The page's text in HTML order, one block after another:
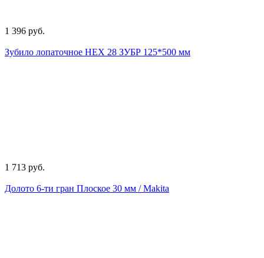
1 396 руб.
Зубило лопаточное НЕХ 28 ЗУБР 125*500 мм
1 713 руб.
Долото 6-ти гран Плоское 30 мм / Makita